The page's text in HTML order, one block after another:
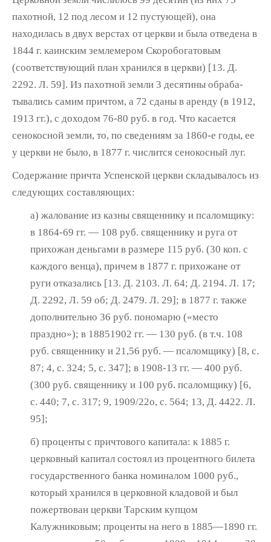
пахотной, 12 под лесом и 12 пу­стующей), она
находилась в двух верстах от церкви и была отведена в
1844 г. каинским землемером Скоробогатовым
(соответству­ющий план хранился в церкви) [13. Д.
2292. Л. 59]. Из пахотной земли 3 десятины обраба­
тывались самим причтом, а 72 сданы в аренду (в 1912,
1913 гг.), с доходом 76-80 руб. в год. Что касается
сенокосной земли, то, по све­дениям за 1860-е годы, ее
у церкви не было, в 1877 г. числится сенокосный луг.
Содержание причта Успенской церкви складывалось из
следующих составляющих:
а) жалование из казны священнику и пса­ломщику:
в 1864-69 гг. — 108 руб. священ­нику и руга от
прихожан деньгами в разме­ре 115 руб. (30 коп. с
каждого венца), причем в 1877 г. прихожане от
руги отказались [13. Д. 2103. Л. 64; Д. 2194. Л. 17;
Д. 2292, Л. 59 об; Д. 2479. Л. 29]; в 1877 г. также
дополнительно 36 руб. пономарю («место
праздно»); в 1885­1902 гг. — 130 руб. (в т.ч. 108
руб. священнику и 21,56 руб. — псаломщику) [8, с.
87; 4, с. 324; 5, с. 347]; в 1908-13 гг. — 400 руб.
(300 руб. свя­щеннику и 100 руб. псаломщику) [6,
с. 440; 7, с. 317; 9, 1909/22о, с. 564; 13, Д. 4422. Л.
95];
б) проценты с причтового капитала: к 1885 г.
церковный капитал состоял из про­центного билета
государственного банка но­миналом 1000 руб.,
который хранился в цер­ковной кладовой и был
пожертвован церкви Тарским купцом
Калужниковым; проценты на него в 1885—1890 гг.